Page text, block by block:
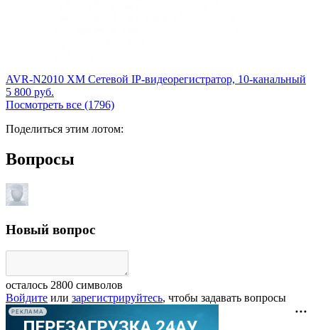
AVR-N2010 XM Сетевой IP-видеорегистратор, 10-канальный
5 800 руб.
Посмотреть все (1796)
Поделиться этим лотом:
Вопросы
Новый вопрос
осталось 2800 символов
Войдите или зарегистрируйтесь, чтобы задавать вопросы
РЕКЛАМА